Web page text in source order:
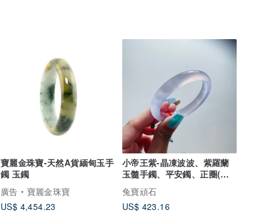
寶麗金珠寶-天然A貨緬甸玉手
鐲 玉鐲
廣告
寶麗金珠寶
US$ 4,454.23
小帝王紫-晶凍波波、紫羅蘭
玉髓手鐲、平安鐲、正圈(內
徑53.7)
兔寶頑石
US$ 423.16